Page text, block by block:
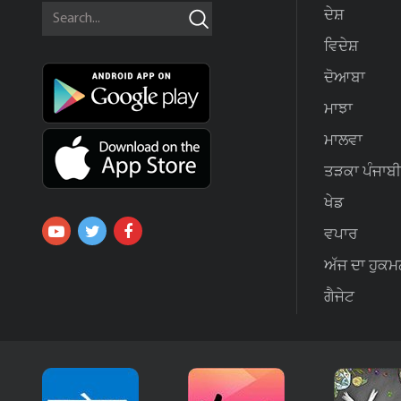
ਦੇਸ਼
ਵਿਦੇਸ਼
ਦੋਆਬਾ
ਮਾਝਾ
ਮਾਲਵਾ
ਤੜਕਾ ਪੰਜਾਬੀ
ਖੇਡ
ਵਪਾਰ
ਅੱਜ ਦਾ
ਗੈਜੇਟ